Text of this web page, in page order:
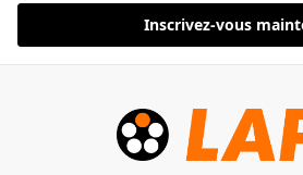
Inscrivez-vous